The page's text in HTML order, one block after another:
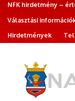
NFK hirdetmény –
Választási
Hirdetmények